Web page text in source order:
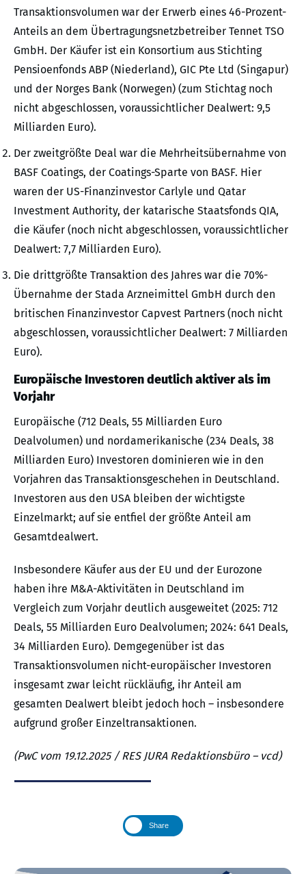
Transaktionsvolumen war der Erwerb eines 46-Prozent-
Anteils an dem Übertragungsnetzbetreiber Tennet TSO
GmbH. Der Käufer ist ein Konsortium aus Stichting
Pensioenfonds ABP (Niederland), GIC Pte Ltd (Singapur)
und der Norges Bank (Norwegen) (zum Stichtag noch
nicht abgeschlossen, voraussichtlicher Dealwert: 9,5
Milliarden Euro).
Der zweitgrößte Deal war die Mehrheitsübernahme von
BASF Coatings, der Coatings-Sparte von BASF. Hier
waren der US-Finanzinvestor Carlyle und Qatar
Investment Authority, der katarische Staatsfonds QIA,
die Käufer (noch nicht abgeschlossen, voraussichtlicher
Dealwert: 7,7 Milliarden Euro).
Die drittgrößte Transaktion des Jahres war die 70%-
Übernahme der Stada Arzneimittel GmbH durch den
britischen Finanzinvestor Capvest Partners (noch nicht
abgeschlossen, voraussichtlicher Dealwert: 7 Milliarden
Euro).
Europäische Investoren deutlich aktiver als im
Vorjahr
Europäische (712 Deals, 55 Milliarden Euro
Dealvolumen) und nordamerikanische (234 Deals, 38
Milliarden Euro) Investoren dominieren wie in den
Vorjahren das Transaktionsgeschehen in Deutschland.
Investoren aus den USA bleiben der wichtigste
Einzelmarkt; auf sie entfiel der größte Anteil am
Gesamtdealwert.
Insbesondere Käufer aus der EU und der Eurozone
haben ihre M&A-Aktivitäten in Deutschland im
Vergleich zum Vorjahr deutlich ausgeweitet (2025: 712
Deals, 55 Milliarden Euro Dealvolumen; 2024: 641 Deals,
34 Milliarden Euro). Demgegenüber ist das
Transaktionsvolumen nicht-europäischer Investoren
insgesamt zwar leicht rückläufig, ihr Anteil am
gesamten Dealwert bleibt jedoch hoch – insbesondere
aufgrund großer Einzeltransaktionen.
(PwC vom 19.12.2025 / RES JURA Redaktionsbüro – vcd)
Share